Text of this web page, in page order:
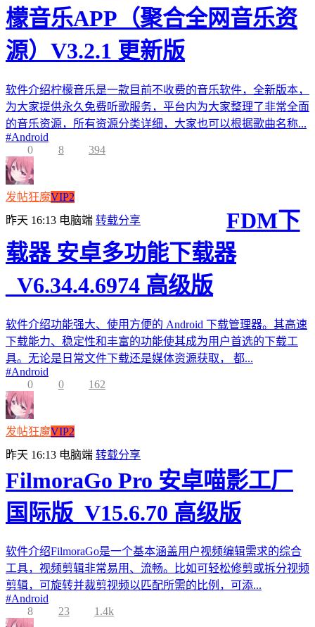
檬音乐APP（聚合全网音乐资
源）V3.2.1 更新版
软件介绍柠檬音乐是一款目前不收费的音乐软件，全新版本，
为大家提供永久免费听歌服务，平台内为大家整理了非常全面
的音乐资源，所有资源分类详细，大家也可以根据歌曲名称...
#Android
0
8 394
发帖狂魔VIP2
昨天 16:13 电脑端 转载分享
FDM下
载器 安卓多功能下载器
_V6.34.4.6974 高级版
软件介绍功能强大、使用方便的 Android 下载管理器。其高速
下载能力、稳定性和丰富的功能使其成为用户首选的下载工
具。无论是日常文件下载还是媒体资源获取， 都...
#Android
0
0 162
发帖狂魔VIP2
昨天 16:13 电脑端 转载分享
FilmoraGo Pro 安卓喵影工厂
国际版_V15.6.70 高级版
软件介绍FilmoraGo是一个基本涵盖用户视频编辑需求的综合
工具，视频剪辑非常易用、流畅。比如可轻松修剪或拆分视频
剪辑，可旋转并裁剪视频以匹配所需的比例，可添...
#Android
8
23 1.4k